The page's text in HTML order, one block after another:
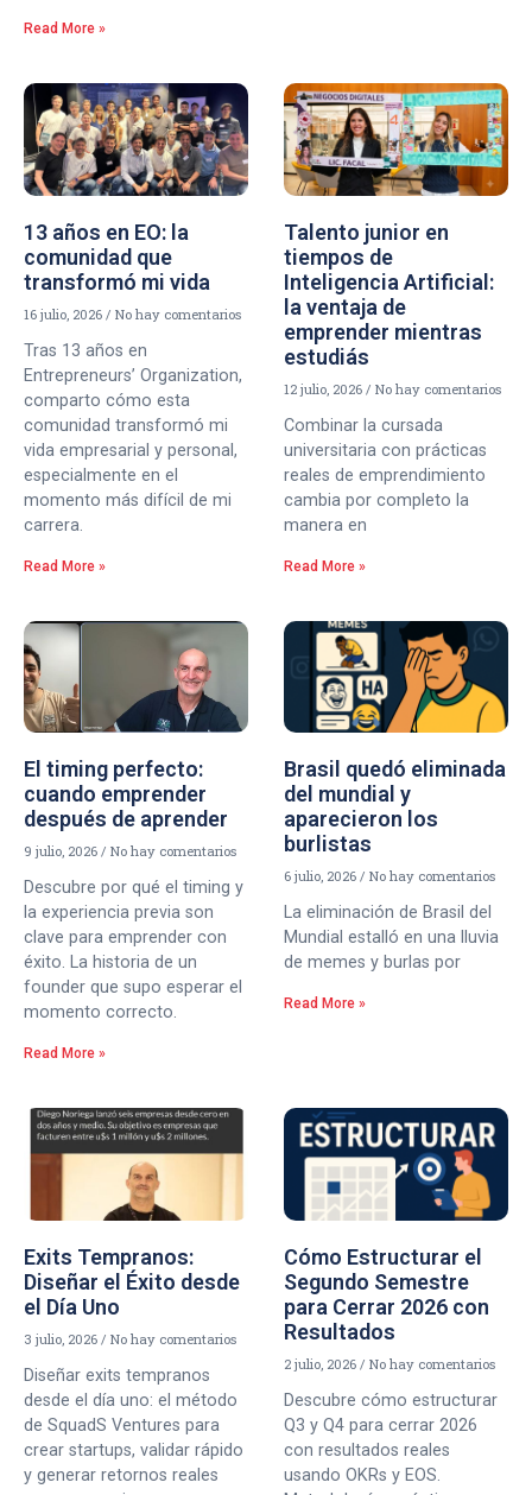
Read More »
13 años en EO: la
comunidad que
transformó mi vida
16 julio, 2026 No hay comentarios
Tras 13 años en
Entrepreneurs’ Organization,
comparto cómo esta
comunidad transformó mi
vida empresarial y personal,
especialmente en el
momento más difícil de mi
carrera.
Read More »
Talento junior en
tiempos de
Inteligencia Artificial:
la ventaja de
emprender mientras
estudiás
12 julio, 2026 No hay comentarios
Combinar la cursada
universitaria con prácticas
reales de emprendimiento
cambia por completo la
manera en
Read More »
El timing perfecto:
cuando emprender
después de aprender
9 julio, 2026 No hay comentarios
Descubre por qué el timing y
la experiencia previa son
clave para emprender con
éxito. La historia de un
founder que supo esperar el
momento correcto.
Read More »
Brasil quedó eliminada
del mundial y
aparecieron los
burlistas
6 julio, 2026 No hay comentarios
La eliminación de Brasil del
Mundial estalló en una lluvia
de memes y burlas por
Read More »
Exits Tempranos:
Diseñar el Éxito desde
el Día Uno
3 julio, 2026 No hay comentarios
Diseñar exits tempranos
desde el día uno: el método
de SquadS Ventures para
crear startups, validar rápido
y generar retornos reales
Cómo Estructurar el
Segundo Semestre
para Cerrar 2026 con
Resultados
2 julio, 2026 No hay comentarios
Descubre cómo estructurar
Q3 y Q4 para cerrar 2026
con resultados reales
usando OKRs y EOS.